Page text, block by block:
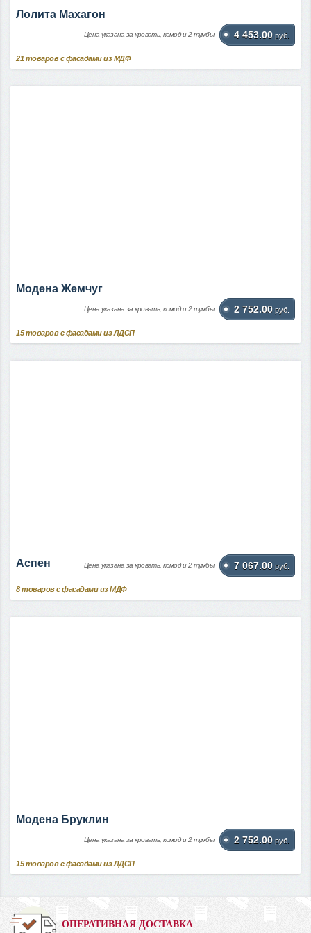
Лолита Махагон
Цена указана за кровать, комод и 2 тумбы 4 453.00 руб.
21 товаров с фасадами из МДФ
Модена Жемчуг
Цена указана за кровать, комод и 2 тумбы 2 752.00 руб.
15 товаров с фасадами из ЛДСП
Аспен Цена указана за кровать, комод и 2 тумбы 7 067.00 руб.
8 товаров с фасадами из МДФ
Модена Бруклин
Цена указана за кровать, комод и 2 тумбы 2 752.00 руб.
15 товаров с фасадами из ЛДСП
ОПЕРАТИВНАЯ ДОСТАВКА